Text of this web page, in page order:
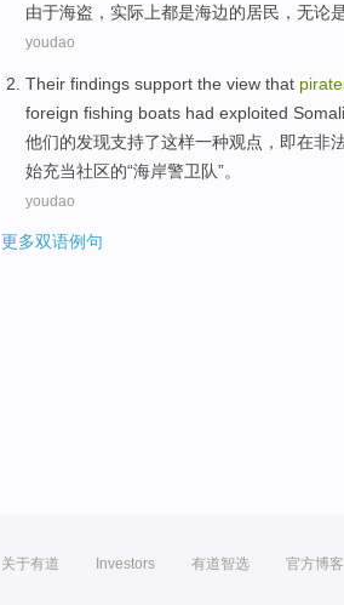
由于海盗 ， 实际上都是海边的居民 ， 无论
youdao
Their findings support the view that
foreign fishing boats had exploited
他们的发现支持了这样一种观点 ， 即在非
始充当社区的“海岸警卫队”。
youdao
更多双语例句
关于有道 Investors 有道智选 官方博客